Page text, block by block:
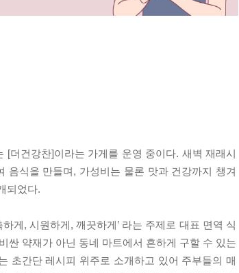
[더건강찬]이라는 가게를 운영 중이다. 새벽 재래시
음식을 만들며, 가성비는 물론 맛과 건강까지 챙겨
되었다.
게, 시원하게, 깨끗하게’ 라는 주제로 대표 면역 식
싼 약재가 아닌 동네 마트에서 흔하게 구할 수 있는
초간단 레시피 위주로 소개하고 있어 주부들의 매